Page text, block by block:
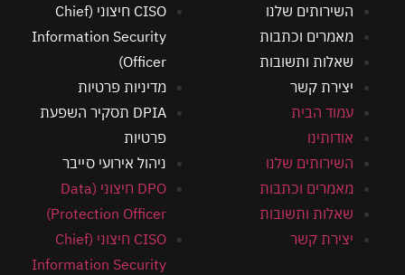
השירותים שלנו
מאמרים וכתבות
שאלות ותשובות
יצירת קשר
עמוד הבית
אודותינו
השירותים שלנו
מאמרים וכתבות
שאלות ותשובות
יצירת קשר
CISO חיצוני (Chief
Information Security
Officer)
מדיניות פרטיות
DPIA תסקיר השפעת
פרטיות
ניהול אירועי סייבר
DPO חיצוני (Data
Protection Officer)
CISO חיצוני (Chief
Information Security